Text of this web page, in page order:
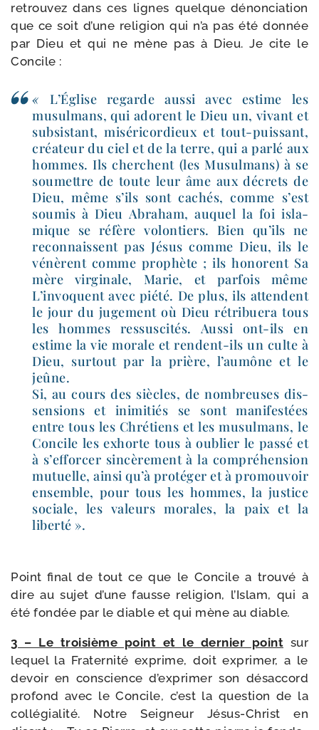
retrou­vez dans ces lignes quelque dénon­cia­tion
que ce soit d’une reli­gion qui n’a pas été don­née
par Dieu et qui ne mène pas à Dieu. Je cite le
Concile :
«L’Église regarde aus­si avec estime les
musul­mans, qui adorent le Dieu un, vivant et
sub­sis­tant, misé­ri­cor­dieux et tout-​puissant,
créa­teur du ciel et de la terre, qui a par­lé aux
hommes. Ils cherchent (les Musulmans) à se
sou­mettre de toute leur âme aux décrets de
Dieu, même s’ils sont cachés, comme s’est
sou­mis à Dieu Abraham, auquel la foi isla­
mique se réfère volon­tiers. Bien qu’ils ne
recon­naissent pas Jésus comme Dieu, ils le
vénèrent comme pro­phète ; ils honorent Sa
mère vir­gi­nale, Marie, et par­fois même
L’invoquent avec pié­té. De plus, ils attendent
le jour du juge­ment où Dieu rétri­bue­ra tous
les hommes res­sus­ci­tés. Aussi ont-​ils en
estime la vie morale et rendent-​ils un culte à
Dieu, sur­tout par la prière, l’au­mône et le
jeûne.
Si, au cours des siècles, de nom­breuses dis­
sen­sions et ini­mi­tiés se sont mani­fes­tées
entre tous les Chrétiens et les musul­mans, le
Concile les exhorte tous à oublier le pas­sé et
à s’ef­for­cer sin­cè­re­ment à la com­pré­hen­sion
mutuelle, ain­si qu’à pro­té­ger et à pro­mou­voir
ensemble, pour tous les hommes, la jus­tice
sociale, les valeurs morales, la paix et la
liberté ».
Point final de tout ce que le Concile a trou­vé à
dire au sujet d’une fausse reli­gion, l’Islam, qui a
été fon­dée par le diable et qui mène au diable.
3 – Le troi­sième point et le der­nier point sur
lequel la Fraternité exprime, doit expri­mer, a le
devoir en conscience d’ex­pri­mer son désac­cord
pro­fond avec le Concile, c’est la ques­tion de la
col­lé­gia­li­té. Notre Seigneur Jésus-​Christ en